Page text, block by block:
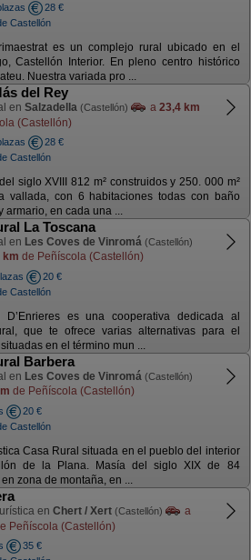
28 €
Castellón
es un complejo rural ubicado en el
Castellón Interior. En pleno centro histórico
Nuestra variada pro ...
del Rey
en Salzadella (Castellón) a 23,4 km
(Castellón)
28 €
Castellón
siglo XVIII 812 m² construidos y 250. 000 m²
vallada, con 6 habitaciones todas con baño
armario, en cada una ...
La Toscana
en Les Coves de Vinromá (Castellón)
km de Peñíscola (Castellón)
20 €
Castellón
D’Enrieres es una cooperativa dedicada al
que te ofrece varias alternativas para el
en el término mun ...
Barbera
en Les Coves de Vinromá (Castellón)
de Peñíscola (Castellón)
20 €
Castellón
Casa Rural situada en el pueblo del interior
de la Plana. Masía del siglo XIX de 84
zona de montaña, en ...
en Chert / Xert (Castellón)
a
Peñíscola (Castellón)
35 €